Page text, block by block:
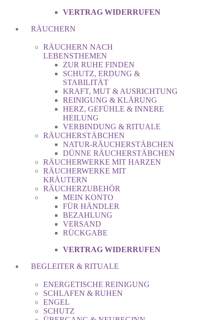
VERTRAG WIDERRUFEN
RÄUCHERN
RÄUCHERN NACH
LEBENSTHEMEN
ZUR RUHE FINDEN
SCHUTZ, ERDUNG &
STABILITÄT
KRAFT, MUT & AUSRICHTUNG
REINIGUNG & KLÄRUNG
HERZ, GEFÜHLE & INNERE
HEILUNG
VERBINDUNG & RITUALE
RÄUCHERSTÄBCHEN
NATUR-RÄUCHERSTÄBCHEN
DÜNNE RÄUCHERSTÄBCHEN
RÄUCHERWERKE MIT HARZEN
RÄUCHERWERKE MIT
KRÄUTERN
RÄUCHERZUBEHÖR
MEIN KONTO
FÜR HÄNDLER
BEZAHLUNG
VERSAND
RÜCKGABE
VERTRAG WIDERRUFEN
BEGLEITER & RITUALE
ENERGETISCHE REINIGUNG
SCHLAFEN & RUHEN
ENGEL
SCHUTZ